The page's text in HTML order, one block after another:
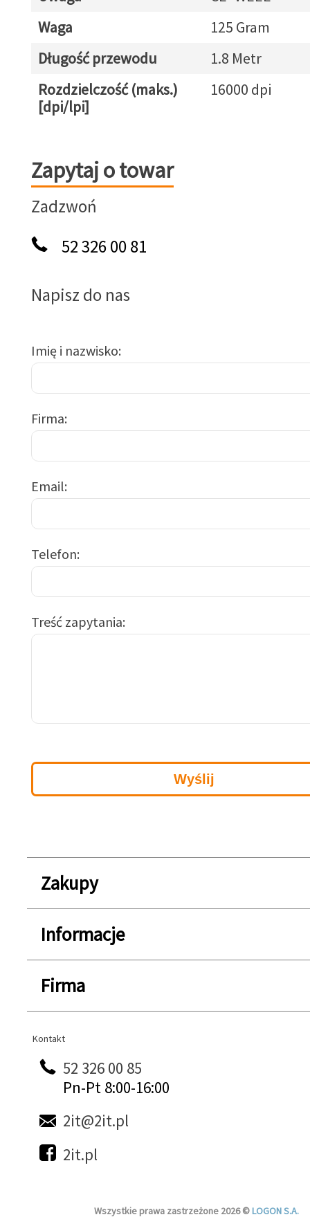
Waga
125 Gram
Długość przewodu
1.8 Metr
Rozdzielczość (maks.)
[dpi/lpi]
16000 dpi
Zapytaj o towar
Zapytaj o towar
Zadzwoń
52 326 00 81
Napisz do nas
Imię i nazwisko
Firma
Email
Telefon
Treść zapytania
Zakupy
Informacje
Firma
Kontakt
Kontakt
52 326 00 85
Pn-Pt 8:00-16:00
2it@2it.pl
2it.pl
Wszystkie prawa zastrzeżone 2026 ©LOGON S.A.